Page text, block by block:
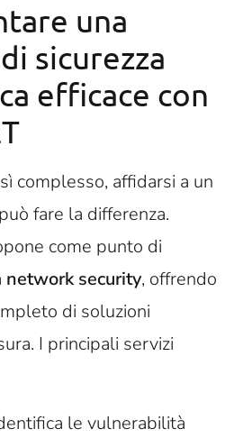
una
sicurezza
efficace con
complesso, affidarsi a un
può fare la differenza.
come punto di
network security, offrendo
di soluzioni
I principali servizi
le vulnerabilità